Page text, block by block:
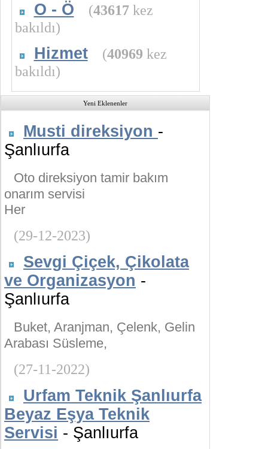
O - Ö (43617kez
bakıldı)
Hizmet (40969 kez
bakıldı)
Yeni Eklenenler
Musti direksiyon -
Şanlıurfa
Oto direksiyon tamir bakım
onarım servisi
Her
(29-12-2023)
Sevgi Çiçek, Çikolata
ve Organizasyon -
Şanlıurfa
Buket, Aranjman, Çelenk, Gelin
Arabası Süsleme,
(27-11-2022)
Urfam Teknik Şanlıurfa
Beyaz Eşya Teknik
Servisi - Şanlıurfa